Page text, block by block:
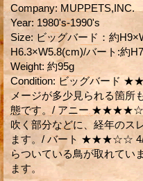
Company: MUPPETS,INC.
Year: 1980's-1990's
Size: ビッグバード：約
H6.3×W5.8(cm)/バート:約
Weight: 約95g
Condition: ビッグバード
メージが多少見られる箇所
態です。/ アニー ★★★★☆
吹く部分などに、経年のス
ます。/ バート ★★★☆☆ 4/
らついている鳥が取れてい
ます。